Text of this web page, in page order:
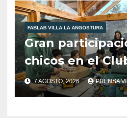
FABLAB VILLA LA ANGOSTURA
Gran
chicos en el
Robótica de
Angostura.
7 AGOSTO, 2026 PRENSA